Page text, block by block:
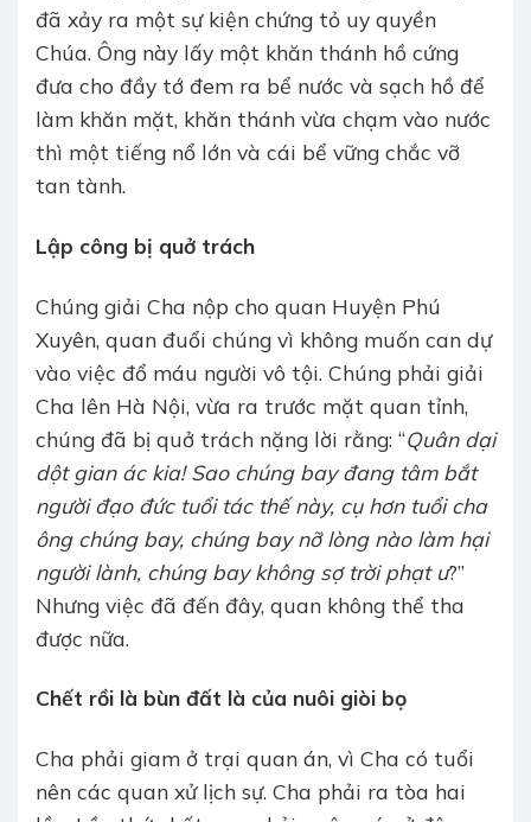
đã xảy ra một sự kiện chứng tỏ uy quyền
Chúa. Ông này lấy một khăn thánh hồ cứng
đưa cho đầy tớ đem ra bể nước và sạch hồ để
làm khăn mặt, khăn thánh vừa chạm vào nước
thì một tiếng nổ lớn và cái bể vững chắc vỡ
tan tành.
Lập công bị quở trách
Chúng giải Cha nộp cho quan Huyện Phú
Xuyên, quan đuổi chúng vì không muốn can dự
vào việc đổ máu người vô tội. Chúng phải giải
Cha lên Hà Nội, vừa ra trước mặt quan tỉnh,
chúng đã bị quở trách nặng lời rằng: “Quân dại
dột gian ác kia! Sao chúng bay đang tâm bắt
người đạo đức tuổi tác thế này, cụ hơn tuổi cha
ông chúng bay, chúng bay nỡ lòng nào làm hại
người lành, chúng bay không sợ trời phạt ư?”
Nhưng việc đã đến đây, quan không thể tha
được nữa.
Chết rồi là bùn đất là của nuôi giòi bọ
Cha phải giam ở trại quan án, vì Cha có tuổi
nên các quan xử lịch sự. Cha phải ra tòa hai